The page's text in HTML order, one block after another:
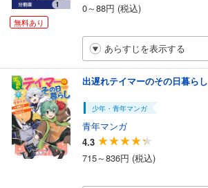
無料あり
0～88円 (税込)
あらすじを表示する
出遅れテイマーのその日暮らし
少年・青年マンガ
青年マンガ
4.3
715～836円 (税込)